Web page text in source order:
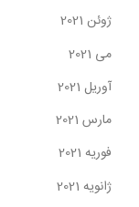
ژوئن 2021
می 2021
آوریل 2021
مارس 2021
فوریه 2021
ژانویه 2021